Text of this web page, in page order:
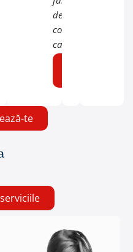
de
complexitatea
cazului.
te